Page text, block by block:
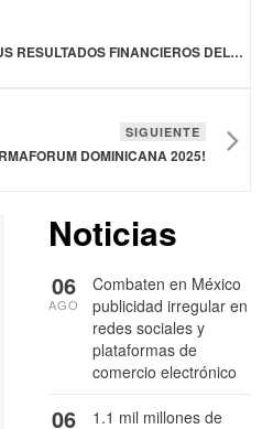
BIONTECH ANUNCIA SUS RESULTADOS FINANCIEROS DEL SEGUNDO TRIMESTRE DE 2025
SIGUIENTE
DOMINICANA 2025!
Noticias
Combaten en México
publicidad irregular en
redes sociales y
plataformas de
comercio electrónico
06
AGO
1.1 mil millones de
06